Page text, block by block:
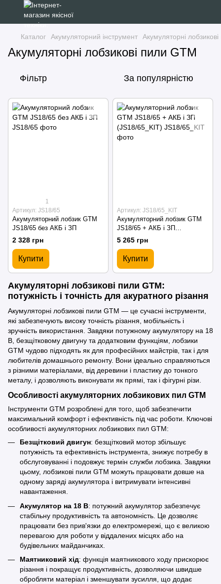
Каталог Акумуляторний інструмент Акумуляторні
Акумуляторні лобзикові пили GTM
Фільтр За популярністю
1
Артикул: JS18/65
Акумуляторний лобзик GTM
JS18/65 без АКБ і ЗП
2 328 грн
Купити
Артикул: JS18/65_KIT
Акумуляторний лобзик GTM
JS18/65 + АКБ і ЗП
(JS18/65_KIT)
5 265 грн
Купити
Акумуляторні лобзикові пили GTM:
потужність і точність для акуратного різання
Акумуляторні лобзикові пили GTM — це сучасні інструменти,
які забезпечують високу точність різання, мобільність і
зручність використання. Завдяки потужному акумулятору на 18
В, безщітковому двигуну та додатковим функціям, лобзики
GTM чудово підходять як для професійних майстрів, так і для
любителів домашнього ремонту. Вони ідеально справляються
з різними матеріалами, від деревини і пластику до тонкого
металу, і дозволяють виконувати як прямі, так і фігурні різи.
Особливості акумуляторних лобзикових пил GTM
Інструменти GTM розроблені для того, щоб забезпечити
максимальний комфорт і ефективність під час роботи. Ключові
особливості акумуляторних лобзикових пил GTM:
Безщітковий двигун: безщітковий мотор збільшує
потужність та ефективність інструмента, знижує потребу в
обслуговуванні і подовжує термін служби лобзика. Завдяки
цьому, лобзикові пили GTM можуть працювати довше на
одному заряді акумулятора і витримувати інтенсивні
навантаження.
Акумулятор на 18 В: потужний акумулятор забезпечує
стабільну продуктивність та автономність. Це дозволяє
працювати без прив'язки до електромережі, що є великою
перевагою для роботи у віддалених місцях або на
будівельних майданчиках.
Маятниковий хід: функція маятникового ходу прискорює
різання і покращує продуктивність, дозволяючи швидше
обробляти матеріал і зменшувати зусилля, що додає